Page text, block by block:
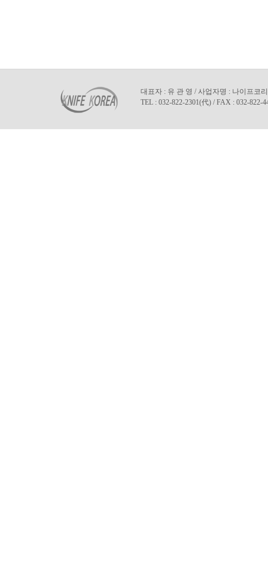
대표자 : 유 관 영 / 사업자명 : 나이프코
TEL : 032-822-2301(代) / FAX : 032-822-